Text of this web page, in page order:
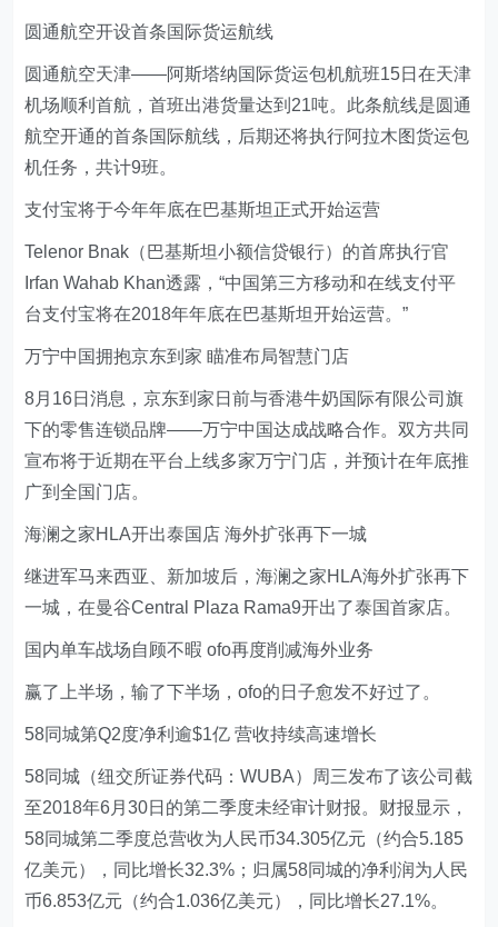
圆通航空开设首条国际货运航线
圆通航空天津——阿斯塔纳国际货运包机航班15日在天津
机场顺利首航，首班出港货量达到21吨。此条航线是圆通
航空开通的首条国际航线，后期还将执行阿拉木图货运包
机任务，共计9班。
支付宝将于今年年底在巴基斯坦正式开始运营
Telenor Bnak（巴基斯坦小额信贷银行）的首席执行官
Irfan Wahab Khan透露，“中国第三方移动和在线支付平
台支付宝将在2018年年底在巴基斯坦开始运营。”
万宁中国拥抱京东到家 瞄准布局智慧门店
8月16日消息，京东到家日前与香港牛奶国际有限公司旗
下的零售连锁品牌——万宁中国达成战略合作。双方共同
宣布将于近期在平台上线多家万宁门店，并预计在年底推
广到全国门店。
海澜之家HLA开出泰国店 海外扩张再下一城
继进军马来西亚、新加坡后，海澜之家HLA海外扩张再下
一城，在曼谷Central Plaza Rama9开出了泰国首家店。
国内单车战场自顾不暇 ofo再度削减海外业务
赢了上半场，输了下半场，ofo的日子愈发不好过了。
58同城第Q2度净利逾$1亿 营收持续高速增长
58同城（纽交所证券代码：WUBA）周三发布了该公司截
至2018年6月30日的第二季度未经审计财报。财报显示，
58同城第二季度总营收为人民币34.305亿元（约合5.185
亿美元），同比增长32.3%；归属58同城的净利润为人民
币6.853亿元（约合1.036亿美元），同比增长27.1%。